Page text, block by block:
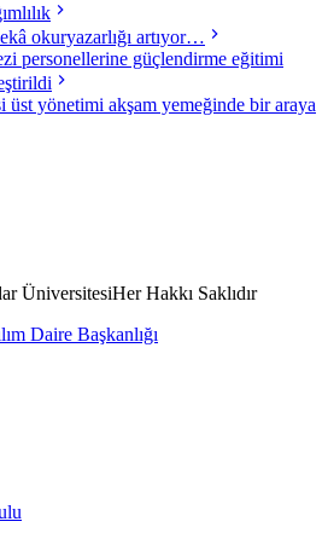
okuryazarlığı artıyor…
personellerine güçlendirme eğitimi
üst yönetimi akşam yemeğinde bir araya
ÜniversitesiHer Hakkı Saklıdır
Daire Başkanlığı